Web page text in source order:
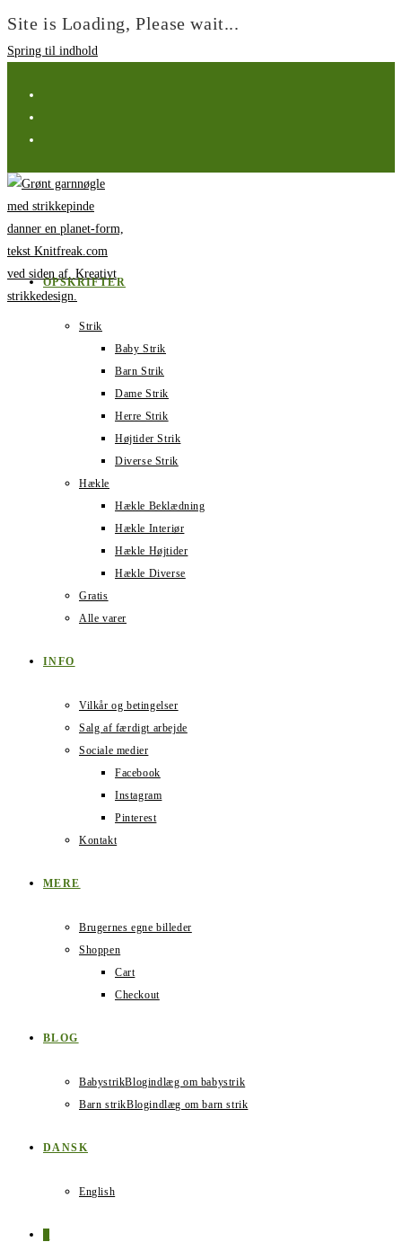
Site is Loading, Please wait...
Spring til indhold
OPSKRIFTER
Strik
Baby Strik
Barn Strik
Dame Strik
Herre Strik
Højtider Strik
Diverse Strik
Hækle
Hækle Beklædning
Hækle Interiør
Hækle Højtider
Hækle Diverse
Gratis
Alle varer
INFO
Vilkår og betingelser
Salg af færdigt arbejde
Sociale medier
Facebook
Instagram
Pinterest
Kontakt
MERE
Brugernes egne billeder
Shoppen
Cart
Checkout
BLOG
BabystrikBlogindlæg om babystrik
Barn strikBlogindlæg om barn strik
DANSK
English